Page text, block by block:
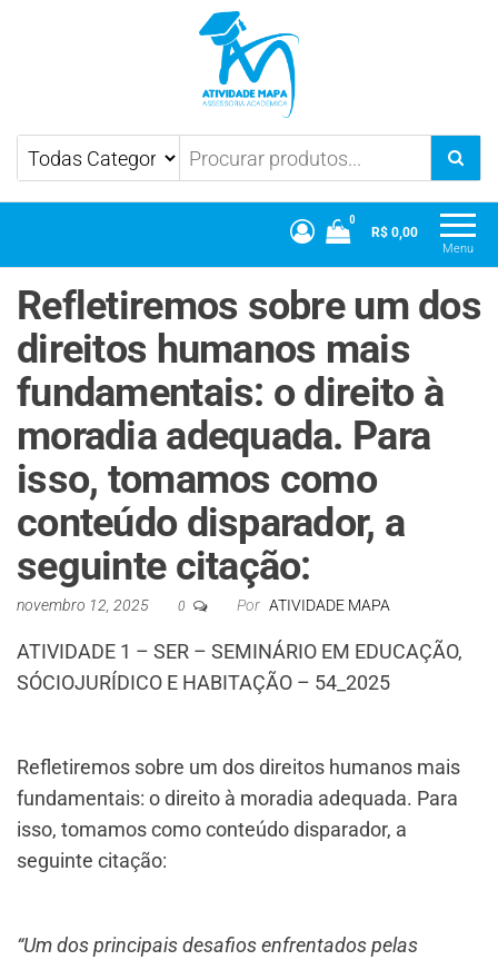
Atividade Mapa Mapa UniCesumar
Menu
0
R$ 0,00
Refletiremos sobre um dos
direitos humanos mais
fundamentais: o direito à
moradia adequada. Para
isso, tomamos como
conteúdo disparador, a
seguinte citação:
novembro 12, 2025 0 Por ATIVIDADE MAPA
ATIVIDADE 1 – SER – SEMINÁRIO EM EDUCAÇÃO,
SÓCIOJURÍDICO E HABITAÇÃO – 54_2025
Refletiremos sobre um dos direitos humanos mais
fundamentais: o direito à moradia adequada. Para
isso, tomamos como conteúdo disparador, a
seguinte citação:
“Um dos principais desafios enfrentados pelas